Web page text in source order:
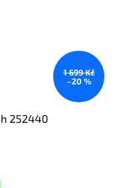
1 699 Kč
–20 %
252440